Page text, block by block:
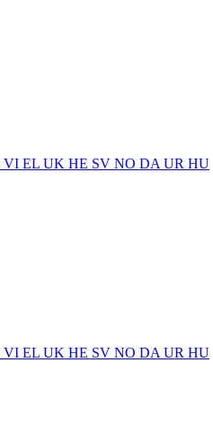
VI EL UK HE SV NO DA UR HU
VI EL UK HE SV NO DA UR HU